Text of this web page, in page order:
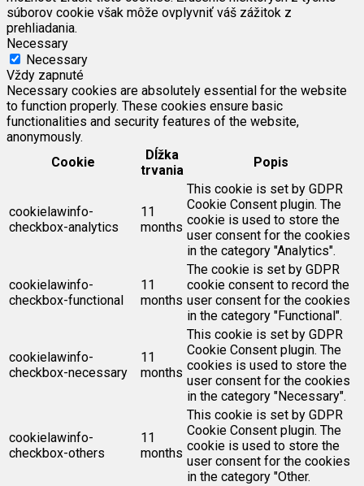
súborov cookie však môže ovplyvniť váš zážitok z
prehliadania.
Necessary
Necessary
Vždy zapnuté
Necessary cookies are absolutely essential for the website
to function properly. These cookies ensure basic
functionalities and security features of the website,
anonymously.
Cookie
Dĺžka
trvania
Popis
cookielawinfo-
checkbox-analytics
11
months
This cookie is set by GDPR
Cookie Consent plugin. The
cookie is used to store the
user consent for the cookies
in the category "Analytics".
cookielawinfo-
checkbox-functional
11
months
The cookie is set by GDPR
cookie consent to record the
user consent for the cookies
in the category "Functional".
cookielawinfo-
checkbox-necessary
11
months
This cookie is set by GDPR
Cookie Consent plugin. The
cookies is used to store the
user consent for the cookies
in the category "Necessary".
cookielawinfo-
checkbox-others
11
months
This cookie is set by GDPR
Cookie Consent plugin. The
cookie is used to store the
user consent for the cookies
in the category "Other.